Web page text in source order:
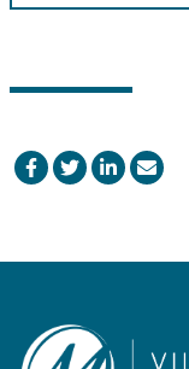
Facebook
TwitterLinkedIn
Courriel